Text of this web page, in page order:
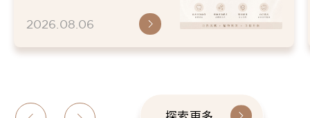
更適合自己的樣子。 現...
2026.08.06